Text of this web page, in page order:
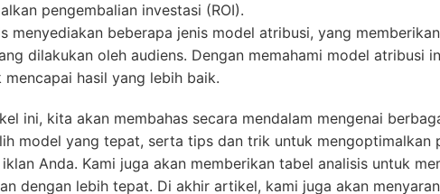
pengembalian investasi (ROI).
menyediakan beberapa jenis model atribusi, yang
dilakukan oleh audiens. Dengan memahami model atribusi
mencapai hasil yang lebih baik.
ini, kita akan membahas secara mendalam mengenai
model yang tepat, serta tips dan trik untuk mengoptimalkan
Anda. Kami juga akan memberikan tabel analisis untuk
dengan lebih tepat. Di akhir artikel, kami juga akan